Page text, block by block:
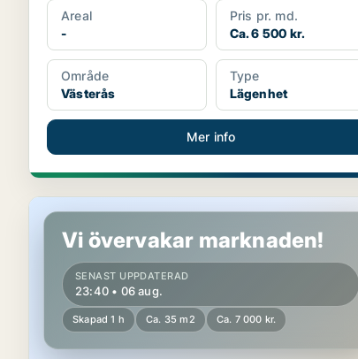
Areal
-
Pris pr. md.
Ca. 6 500 kr.
Område
Västerås
Type
Lägenhet
Mer info
Lägenhet i Västerås
Vi övervakar marknaden!
SENAST UPPDATERAD
23:40 • 06 aug.
Skapad 1 h Ca. 35 m2 Ca. 7 000 kr.